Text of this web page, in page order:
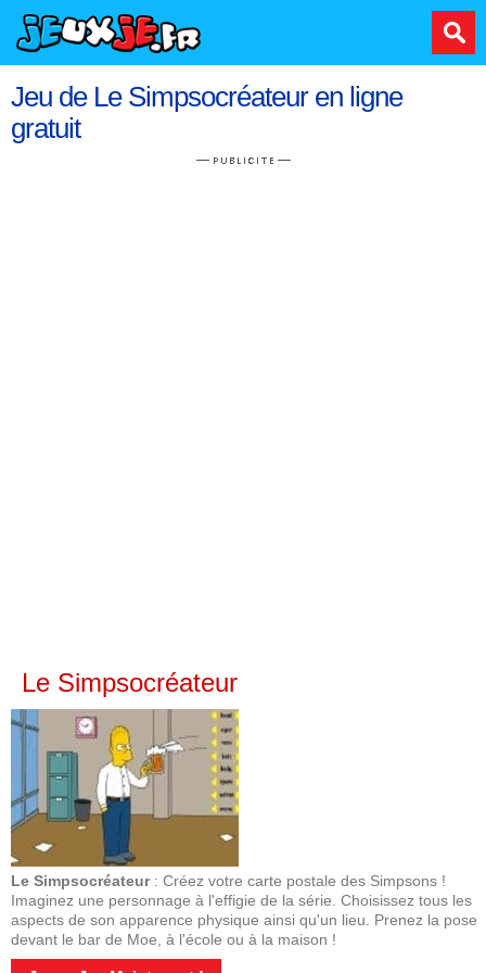
Jeu de Le Simpsocréateur en ligne
gratuit
Le Simpsocréateur
Le Simpsocréateur: Créez votre carte postale des Simpsons !
Imaginez une personnage à l'effigie de la série. Choisissez tous les
aspects de son apparence physique ainsi qu'un lieu. Prenez la pose
devant le bar de Moe, à l'école ou à la maison !